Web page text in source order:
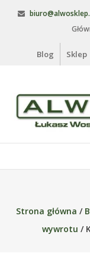
Blog Sklep
Alwo
sklep
meble
ogrodowe,
Strona główna /
wywrotu /